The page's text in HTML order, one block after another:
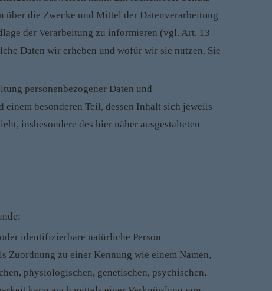
die Zwecke und Mittel der Datenverarbeitung
der Verarbeitung zu informieren (vgl. Art. 13
Daten wir erheben und wofür wir sie nutzen. Sie
personenbezogener Daten und
besonderen Teil, dessen Inhalt sich jeweils
insbesondere des hier näher ausgestalteten
identifizierbare natürliche Person
Zuordnung zu einer Kennung wie einem Namen,
physiologischen, genetischen, psychischen,